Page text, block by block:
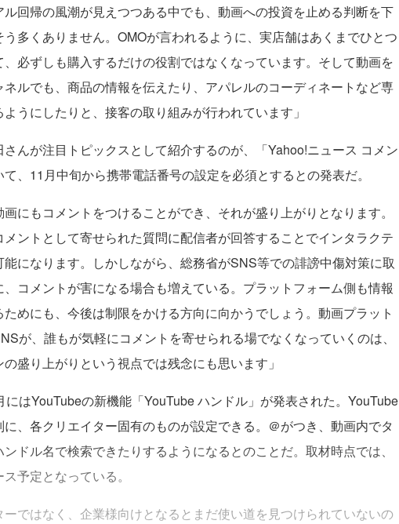
ル回帰の風潮が見えつつある中でも、動画への投資を止める判断を下
多くありません。OMOが言われるように、実店舗はあくまでひとつ
必ずしも購入するだけの役割ではなくなっています。そして動画を
ルでも、商品の情報を伝えたり、アパレルのコーディネートなど専
うにしたりと、接客の取り組みが行われています」
んが注目トピックスとして紹介するのが、「Yahoo!ニュース コメン
て、11月中旬から携帯電話番号の設定を必須とするとの発表だ。
画にもコメントをつけることができ、それが盛り上がりとなります。
ントとして寄せられた質問に配信者が回答することでインタラクテ
能になります。しかしながら、総務省がSNS等での誹謗中傷対策に取
、コメントが害になる場合も増えている。プラットフォーム側も情報
めにも、今後は制限をかける方向に向かうでしょう。動画プラット
が、誰もが気軽にコメントを寄せられる場でなくなっていくのは、
盛り上がりという視点では残念にも思います」
はYouTubeの新機能「YouTube ハンドル」が発表された。YouTube
、各クリエイター固有のものが設定できる。＠がつき、動画内でタ
ドル名で検索できたりするようになるとのことだ。取材時点では、
予定となっている。
ーではなく、企業様向けとなるとまだ使い道を見つけられていないの